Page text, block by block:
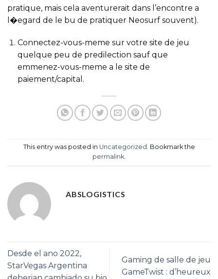
pratique, mais cela aventurerait dans l’encontre a
l�egard de le bu de pratiquer Neosurf souvent).
Connectez-vous-meme sur votre site de jeu
quelque peu de predilection sauf que
emmenez-vous-meme a le site de
paiement/capital.
This entry was posted in Uncategorized . Bookmark the
permalink.
ABSLOGISTICS
Desde el ano 2022,
StarVegas Argentina
Gaming de salle de jeu
GameTwist : d’heureux